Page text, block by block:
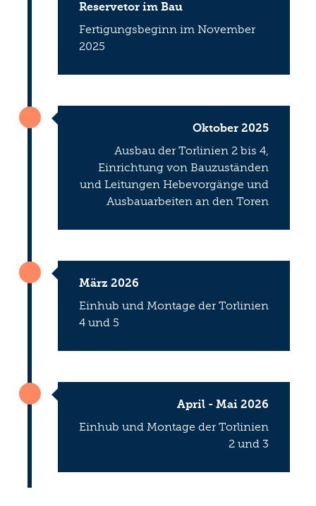
Reservetor im Bau
Fertigungsbeginn im November
2025
Oktober 2025
Ausbau der Torlinien 2 bis 4,
Einrichtung von Bauzuständen
und Leitungen Hebevorgänge und
Ausbauarbeiten an den Toren
März 2026
Einhub und Montage der Torlinien
4 und 5
April - Mai 2026
Einhub und Montage der Torlinien
2 und 3